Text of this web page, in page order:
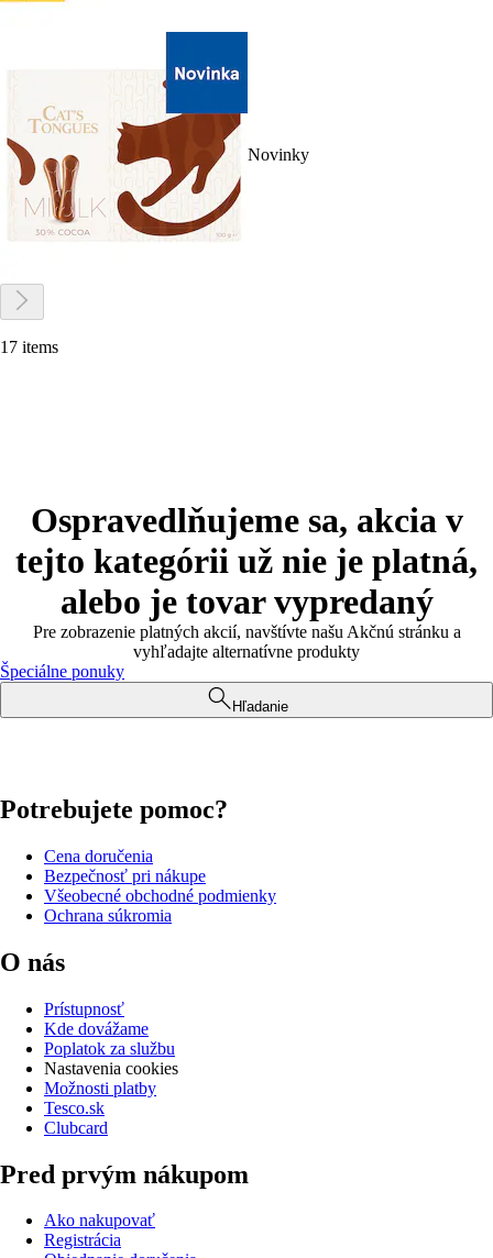
Novinky
17 items
Ospravedlňujeme sa, akcia v
tejto kategórii už nie je platná,
alebo je tovar vypredaný
Pre zobrazenie platných akcií, navštívte našu Akčnú stránku a
vyhľadajte alternatívne produkty
Špeciálne ponuky
Hľadanie
Potrebujete pomoc?
Cena doručenia
Bezpečnosť pri nákupe
Všeobecné obchodné podmienky
Ochrana súkromia
O nás
Prístupnosť
Kde dovážame
Poplatok za službu
Nastavenia cookies
Možnosti platby
Tesco.sk
Clubcard
Pred prvým nákupom
Ako nakupovať
Registrácia